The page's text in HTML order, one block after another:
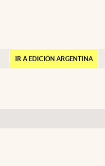
IR A EDICIÓN ARGENTINA